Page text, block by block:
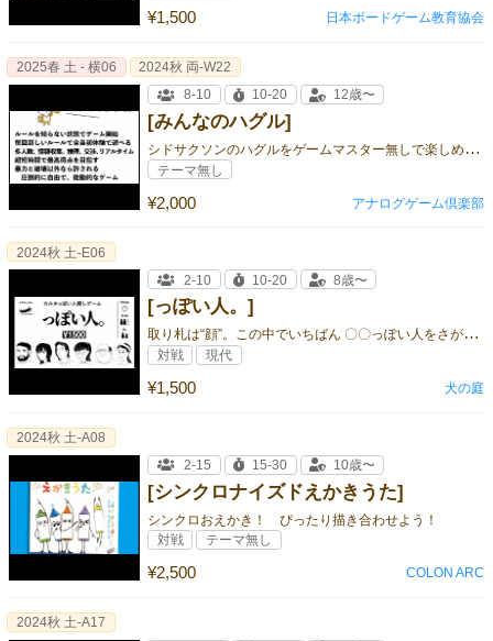
¥1,500 日本ボードゲーム教育協会
[みんなのハグル]
シ
ドサクソンのハグルをゲームマスター無しで楽しめます。1度しか遊べないゲームを4つ入り
¥2,000
2025春 土 - 横06
2024秋 両-W22
8-10
10-20 12歳〜
テーマ無し
アナログゲーム倶楽部
[っぽい人。]
取
り札は“顔”。この中でいちばん 〇〇っぽい人をさがせ。
¥1,500
2024秋 土-E06
2-10
10-20 8歳〜
対戦 現代
犬の庭
[シンクロナイズドえかきうた]
シンクロおえかき！ ぴったり描き合わせよう！
¥2,500
2024秋 土-A08
2-15
15-30 10歳〜
対戦 テーマ無し
COLON ARC
2024秋 土-A17